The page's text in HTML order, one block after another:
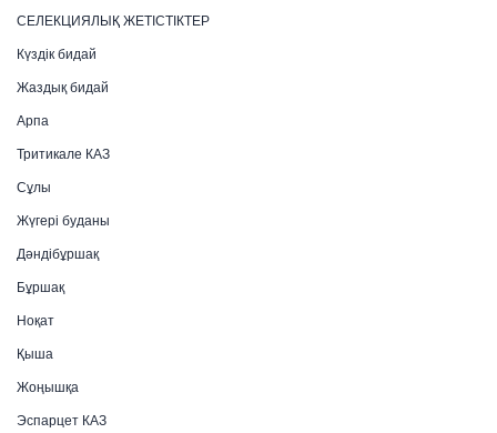
СЕЛЕКЦИЯЛЫҚ ЖЕТІСТІКТЕР
Күздік бидай
Жаздық бидай
Арпа
Тритикале КАЗ
Сұлы
Жүгері буданы
Дәндібұршақ
Бұршақ
Ноқат
Қыша
Жоңышқа
Эспарцет КАЗ